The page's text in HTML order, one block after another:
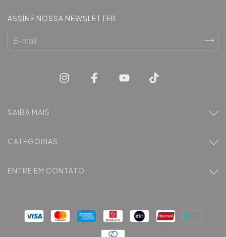
ASSINE NOSSA NEWSLETTER
SAIBA MAIS
CATEGORIAS
ENTRE EM CONTATO